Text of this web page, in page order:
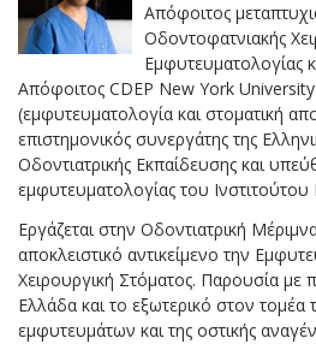
Απόφοιτος
Οδοντοφατνιακής
Εμφυτευματολογίας
Απόφοιτος CDEP New York
(εμφυτευματολογία και στοματική
επιστημονικός συνεργάτης της
Οδοντιατρικής Εκπαίδευσης και
εμφυτευματολογίας του Ινστιτούτου
Εργάζεται στην Οδοντιατρική
αποκλειστικό αντικείμενο την
Χειρουργική Στόματος. Παρουσία με
Ελλάδα και το εξωτερικό στον τομέα
εμφυτευμάτων και της οστικής